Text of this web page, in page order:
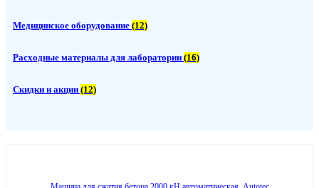
Медицинское оборудование (12)
Расходные материалы для лаборатории (16)
Скидки и акции (12)